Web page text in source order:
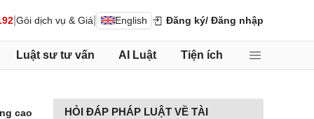
Gói dịch vụ & Giá English Đăng ký/ Đăng nhập
Luật sư tư vấn AI Luật Tiện ích
cao
HỎI ĐÁP PHÁP LUẬT VỀ TÀI